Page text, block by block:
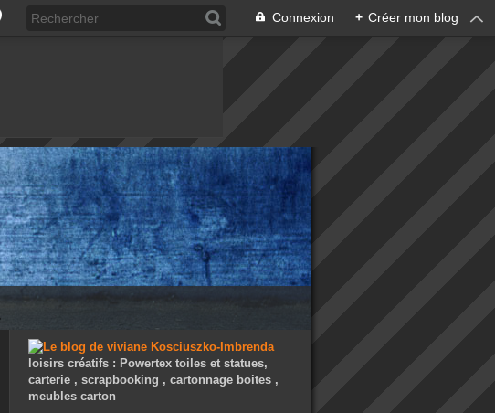
Connexion + Créer mon blog
loisirs créatifs : Powertex toiles et statues,
carterie , scrapbooking , cartonnage boites ,
meubles carton